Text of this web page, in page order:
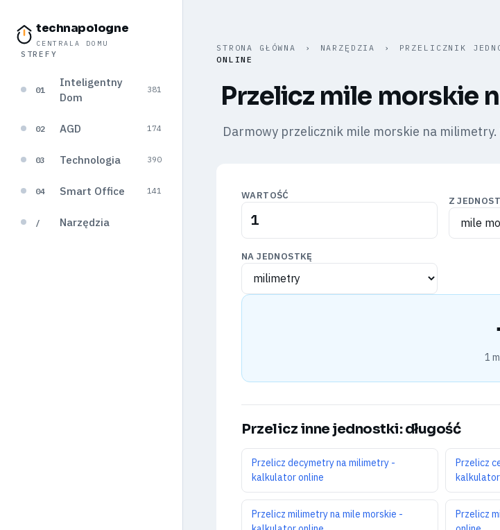
technapologne
CENTRALA DOMU
STREFY
01
Inteligentny
Dom
381
02 AGD 174
03 Technologia 390
04 Smart Office 141
/ Narzędzia
STRONA GŁÓWNA › NARZĘDZIA › PRZELICZNIK
ONLINE
Przelicz mile morskie
Darmowy przelicznik mile morskie na
WARTOŚĆ Z
NA JEDNOSTKĘ
1
Przelicz inne jednostki: długość
Przelicz decymetry na milimetry -
kalkulator online
Przelicz
Przelicz milimetry na mile morskie -
Przelicz